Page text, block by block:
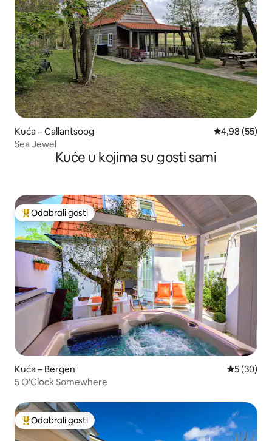
Kuća – Callantsoog Prosječna
4,98 (55)
Sea Jewel
Kuće u kojima su gosti sami
Među najviše rangiranima s oznakom „Odabrali gosti”
Odabrali gosti
Kuća – Bergen Prosječna
5 (30)
5 O'Clock Somewhere
Među najviše rangiranima s oznakom „Odabrali gosti”
Odabrali gosti